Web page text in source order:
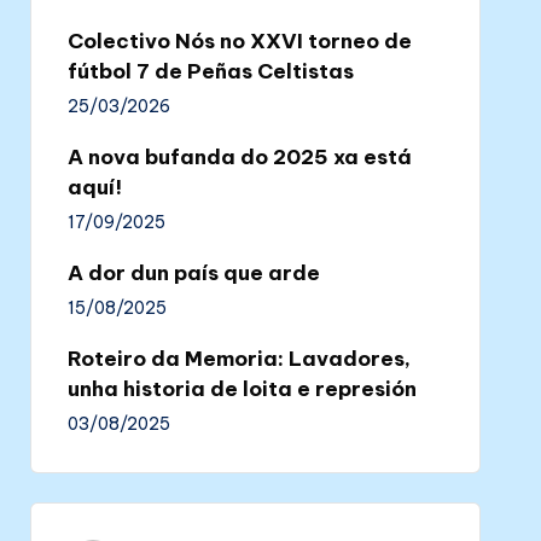
Colectivo Nós no XXVI torneo de
fútbol 7 de Peñas Celtistas
25/03/2026
A nova bufanda do 2025 xa está
aquí!
17/09/2025
A dor dun país que arde
15/08/2025
Roteiro da Memoria: Lavadores,
unha historia de loita e represión
03/08/2025